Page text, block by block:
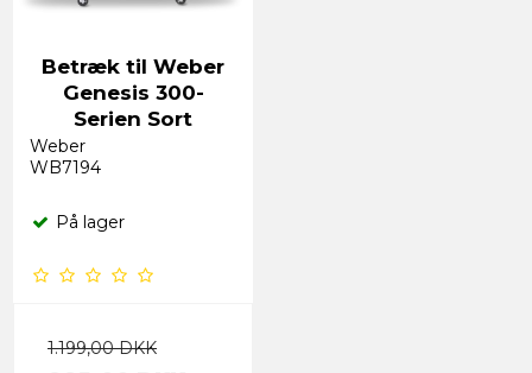
Betræk til Weber
Genesis 300-
Serien Sort
Weber
WB7194
På lager
1.199,00 DKK